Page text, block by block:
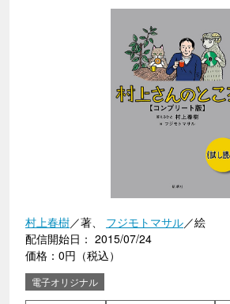
村上春樹／著、 フジモトマサル／絵
配信開始日： 2015/07/24
価格：0円（税込）
電子オリジナル